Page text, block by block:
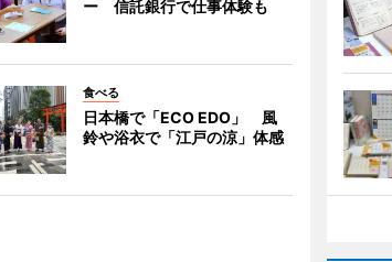
ー 信託銀行で仕事体験も
食べる
日本橋で「ECO EDO」 風
鈴や浴衣で「江戸の涼」体感